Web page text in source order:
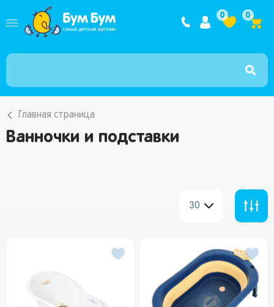
Интернет
0 0
Главная страница
Ванночки и подставки
30